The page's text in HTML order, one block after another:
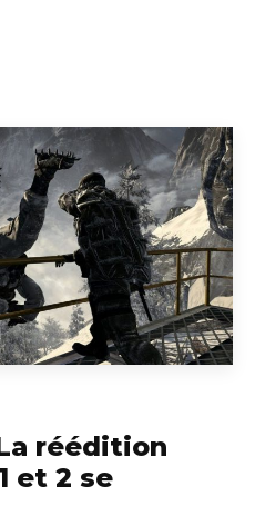
réédition
et 2 se